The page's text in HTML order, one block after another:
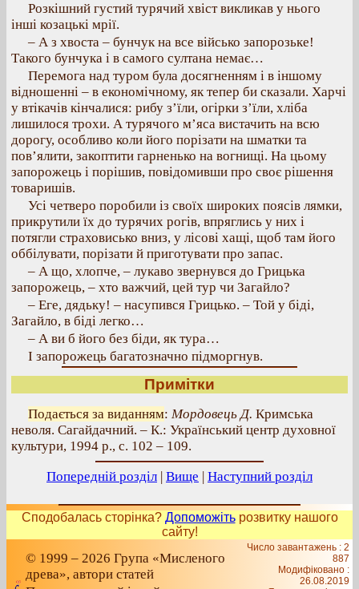
Розкішний густий турячий хвіст викликав у нього
інші козацькі мрії.
– А з хвоста – бунчук на все військо запорозьке!
Такого бунчука і в самого султана немає…
Перемога над туром була досягненням і в іншому
відношенні – в економічному, як тепер би сказали. Харчі
у втікачів кінчалися: рибу з’їли, огірки з’їли, хліба
лишилося трохи. А турячого м’яса вистачить на всю
дорогу, особливо коли його порізати на шматки та
пов’ялити, закоптити гарненько на вогнищі. На цьому
запорожець і порішив, повідомивши про своє рішення
товаришів.
Усі четверо поробили із своїх широких поясів лямки,
прикрутили їх до турячих рогів, впряглись у них і
потягли страховисько вниз, у лісові хащі, щоб там його
оббілувати, порізати й приготувати про запас.
– А що, хлопче, – лукаво звернувся до Грицька
запорожець, – хто важчий, цей тур чи Загайло?
– Еге, дядьку! – насупився Грицько. – Той у біді,
Загайло, в біді легко…
– А ви б його без біди, як тура…
І запорожець багатозначно підморгнув.
Примітки
Подається за виданням: Мордовець Д. Кримська
неволя. Сагайдачний. – К.: Український центр духовної
культури, 1994 р., с. 102 – 109.
Попередній розділ | Вище | Наступний розділ
Сподобалась сторінка? Допоможітьрозвитку нашого
сайту!
© 1999 – 2026 Група «Мисленого
древа», автори статей
Число завантажень : 2
887
Модифіковано :
26.08.2019